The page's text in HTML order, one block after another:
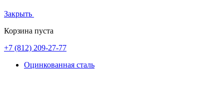
Закрыть
Корзина пуста
+7 (812) 209-27-77
Оцинкованная сталь